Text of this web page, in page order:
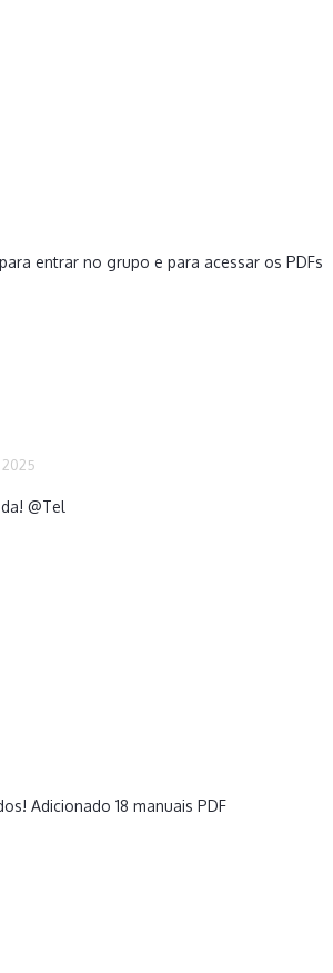
entrar no grupo e para acessar os PDFs
@Tel
Adicionado 18 manuais PDF